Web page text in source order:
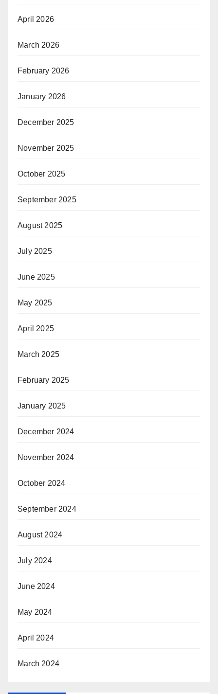
April 2026
March 2026
February 2026
January 2026
December 2025
November 2025
October 2025
September 2025
August 2025
July 2025
June 2025
May 2025
April 2025
March 2025
February 2025
January 2025
December 2024
November 2024
October 2024
September 2024
August 2024
July 2024
June 2024
May 2024
April 2024
March 2024